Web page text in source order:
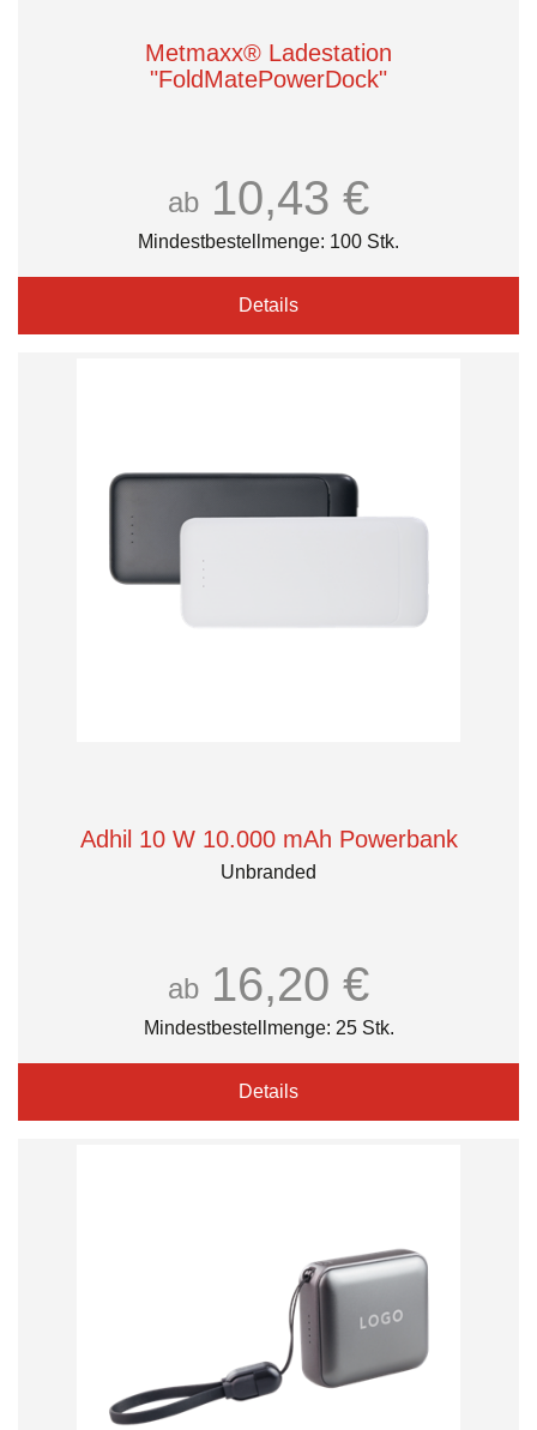
Metmaxx® Ladestation
"FoldMatePowerDock"
ab 10,43 €
Mindestbestellmenge: 100 Stk.
Details
Adhil 10 W 10.000 mAh Powerbank
Unbranded
ab 16,20 €
Mindestbestellmenge: 25 Stk.
Details